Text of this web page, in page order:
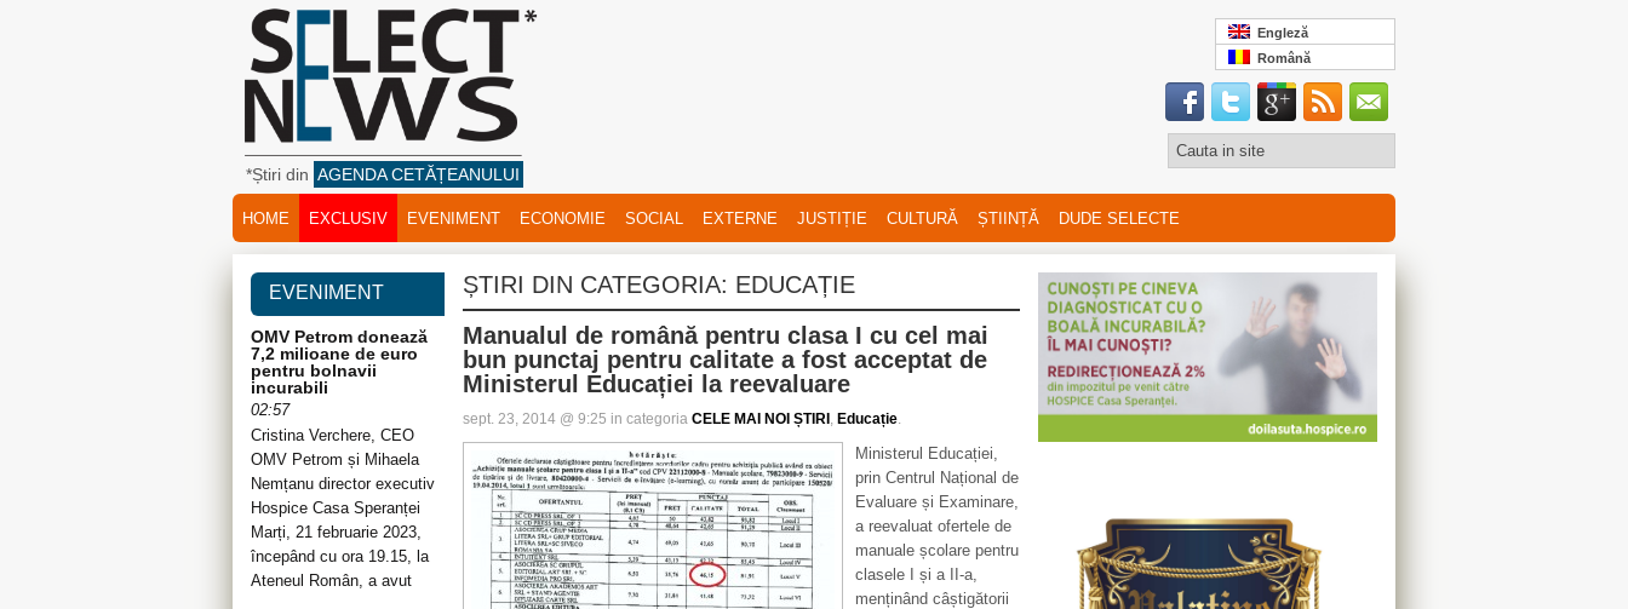
*Știri din AGENDA CETĂȚEANULUI
Engleză
Română
HOME EXCLUSIV EVENIMENT ECONOMIE SOCIAL EXTERNE JUSTIȚIE CULTURĂ ȘTIINȚĂ DUDE SELECTE
ȘTIRI DIN CATEGORIA: EDUCAȚIE
Manualul de română pentru clasa I cu cel mai
bun punctaj pentru calitate a fost acceptat de
Ministerul Educației la reevaluare
sept. 23, 2014 @ 9:25 in categoria CELE MAI NOI ȘTIRI , Educație.
Ministerul Educației,
prin Centrul Național de
Evaluare și Examinare,
a reevaluat ofertele de
manuale școlare pentru
clasele I și a II-a,
menținând câștigătorii
EVENIMENT
OMV Petrom donează
7,2 milioane de euro
pentru bolnavii
incurabili
02:57
Cristina Verchere, CEO
OMV Petrom și Mihaela
Nemțanu director executiv
Hospice Casa Speranței
Marți, 21 februarie 2023,
începând cu ora 19.15, la
Ateneul Român, a avut